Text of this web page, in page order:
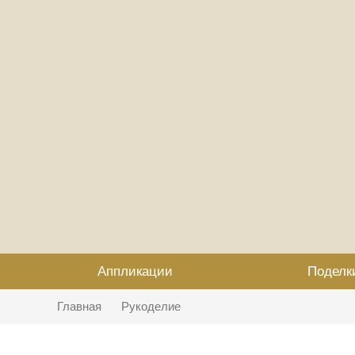
Аппликации
Главная Рукоделие